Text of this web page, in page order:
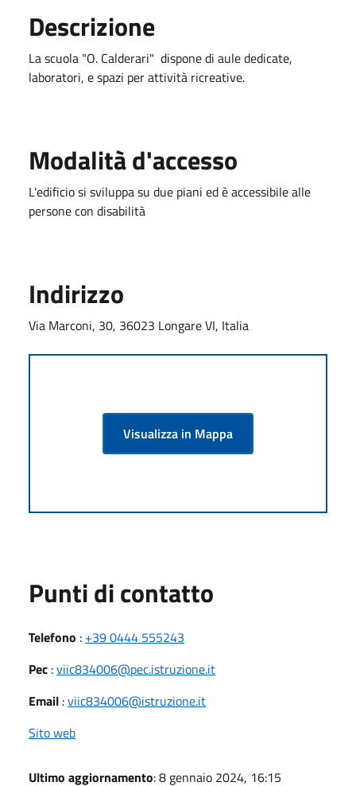
Descrizione
La scuola "O. Calderari" dispone di aule dedicate,
laboratori, e spazi per attività ricreative.
Modalità d'accesso
L'edificio si sviluppa su due piani ed è accessibile alle
persone con disabilità
Indirizzo
Via Marconi, 30, 36023 Longare VI, Italia
Visualizza in Mappa
Punti di contatto
Telefono : +39 0444 555243
Pec :viic834006@pec.istruzione.it
Email :viic834006@istruzione.it
Sito web
Ultimo aggiornamento: 8 gennaio 2024, 16:15